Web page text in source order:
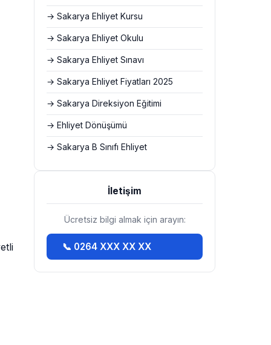
→ Sakarya Ehliyet Kursu
→ Sakarya Ehliyet Okulu
→ Sakarya Ehliyet Sınavı
→ Sakarya Ehliyet Fiyatları 2025
→ Sakarya Direksiyon Eğitimi
→ Ehliyet Dönüşümü
→ Sakarya B Sınıfı Ehliyet
İletişim
Ücretsiz bilgi almak için arayın:
📞 0264 XXX XX XX